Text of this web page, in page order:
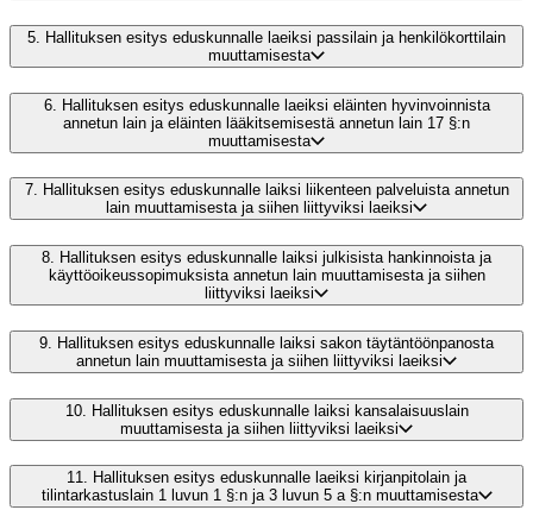
5. Hallituksen esitys eduskunnalle laeiksi passilain ja henkilökorttilain
muuttamisesta
6.
Hallituksen esitys eduskunnalle laeiksi eläinten hyvinvoinnista
annetun lain ja eläinten lääkitsemisestä annetun lain 17 §:n
muuttamisesta
7. Hallituksen esitys eduskunnalle laiksi liikenteen palveluista annetun
lain muuttamisesta ja siihen liittyviksi laeiksi
8. Hallituksen esitys eduskunnalle laiksi julkisista hankinnoista ja
käyttöoikeussopimuksista annetun lain muuttamisesta ja siihen
liittyviksi laeiksi
9.
Hallituksen esitys eduskunnalle laiksi sakon täytäntöönpanosta
annetun lain muuttamisesta ja siihen liittyviksi laeiksi
10. Hallituksen esitys eduskunnalle laiksi kansalaisuuslain
muuttamisesta ja siihen liittyviksi laeiksi
11. Hallituksen esitys eduskunnalle laeiksi kirjanpitolain ja
tilintarkastuslain 1 luvun 1 §:n ja 3 luvun 5 a §:n muuttamisesta